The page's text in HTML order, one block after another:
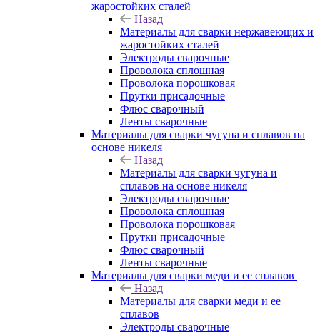
жаростойких сталей
Назад
Материалы для сварки нержавеющих и
жаростойких сталей
Электроды сварочные
Проволока сплошная
Проволока порошковая
Прутки присадочные
Флюс сварочный
Ленты сварочные
Материалы для сварки чугуна и сплавов на
основе никеля
Назад
Материалы для сварки чугуна и
сплавов на основе никеля
Электроды сварочные
Проволока сплошная
Проволока порошковая
Прутки присадочные
Флюс сварочный
Ленты сварочные
Материалы для сварки меди и ее сплавов
Назад
Материалы для сварки меди и ее
сплавов
Электроды сварочные